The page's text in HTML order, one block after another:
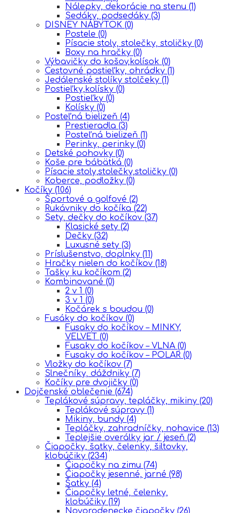
Nálepky, dekorácie na stenu (1)
Sedáky, podsedáky (3)
DISNEY NÁBYTOK (0)
Postele (0)
Písacie stoly, stolečky, stoličky (0)
Boxy na hračky (0)
Výbavičky do košov,kolísok (0)
Cestovné postieľky, ohrádky (1)
Jedálenské stolíky stolčeky (1)
Postieľky,kolísky (0)
Postieľky (0)
Kolísky (0)
Posteľná bielizeň (4)
Prestieradla (3)
Posteľná bielizeň (1)
Perinky, perinky (0)
Detské pohovky (0)
Koše pre bábätká (0)
Písacie stoly,stolečky,stoličky (0)
Koberce, podložky (0)
Kočíky (106)
Športové a golfové (2)
Rukávniky do kočíka (22)
Sety, dečky do kočíkov (37)
Klasické sety (2)
Dečky (32)
Luxusné sety (3)
Príslušenstvo, doplnky (11)
Hračky nielen do kočíkov (18)
Tašky ku kočíkom (2)
Kombinované (0)
2 v 1 (0)
3 v 1 (0)
Kočárek s boudou (0)
Fusáky do kočíkov (0)
Fusaky do kočíkov – MINKY,
VELVET (0)
Fusaky do kočíkov – VLNA (0)
Fusaky do kočíkov – POLAR (0)
Vložky do kočíkov (7)
Slnečníky, dáždniky (7)
Kočíky pre dvojičky (0)
Dojčenské oblečenie (674)
Teplákové súpravy, tepláčky, mikiny (20)
Teplákové súpravy (1)
Mikiny, bundy (4)
Tepláčky, zahradníčky, nohavice (13)
Teplejšie overálky jar / jeseň (2)
Čiapočky, šatky, čelenky, šiltovky,
klobúčiky (234)
Čiapočky na zimu (74)
Čiapočky jesenné, jarné (98)
Šatky (4)
Čiapočky letné, čelenky,
klobúčiky (19)
Novorodenecke čiapočky (26)